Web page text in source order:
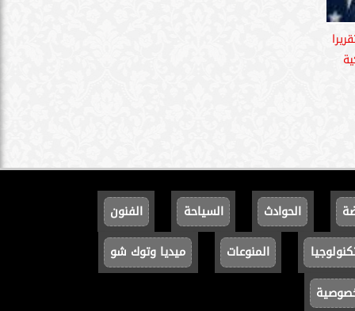
الحوادث السياحة
الفنون
المنوعات
ميديا وتوك شو